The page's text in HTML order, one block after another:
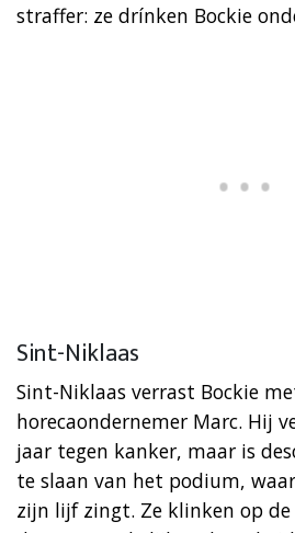
straffer: ze drínken Bockie
Sint-Niklaas
Sint-Niklaas verrast Bockie
horecaondernemer Marc. Hij
jaar tegen kanker, maar is
te slaan van het podium,
zijn lijf zingt. Ze klinken op de